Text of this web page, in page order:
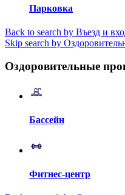
Парковка
Back to search by Въезд и
Skip search by
Оздоровительные
Бассейн
Фитнес-центр